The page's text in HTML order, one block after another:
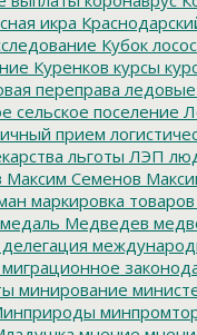
икра
Кубок
Куренков курсы
переправа ледовые
сельское поселение
прием
льготы ЛЭП
Максим Семенов
маркировка товаров
медаль Медведев
миграционное
минирование